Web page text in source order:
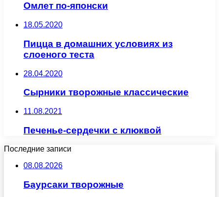
Омлет по-японски
18.05.2020
Пицца в домашних условиях из
слоеного теста
28.04.2020
Сырники творожные классические
11.08.2021
Печенье-сердечки с клюквой
Последние записи
08.08.2026
Баурсаки творожные